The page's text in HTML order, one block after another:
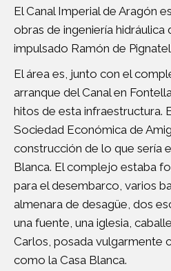
El Canal Imperial de Aragón
obras de ingeniería hidráulica
impulsado Ramón de
El área es, junto con el
arranque del Canal en
hitos de esta infraestructura.
Sociedad Económica de
construcción de lo que sería
Blanca. El complejo estaba
para el desembarco, varios
almenara de desagüe, dos
una fuente, una iglesia,
Carlos, posada vulgarmente
como la Casa Blanca.